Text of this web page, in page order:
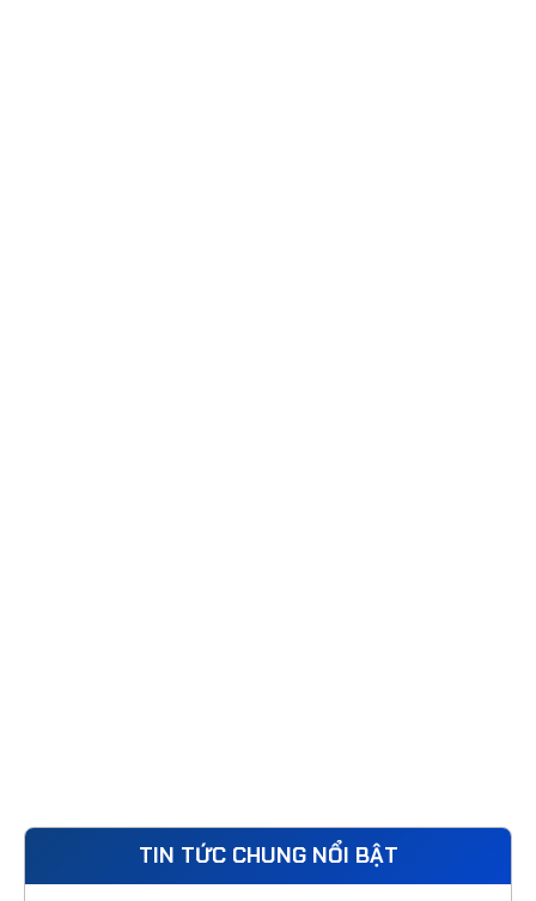
TIN TỨC CHUNG NỔI BẬT